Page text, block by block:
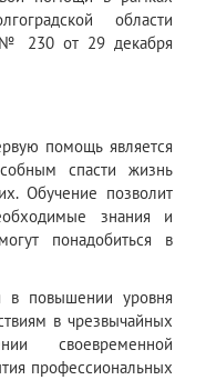
области
№ 230 от 29 декабря
помощь является
спасти жизнь
Обучение позволит
знания и
понадобиться в
повышении уровня
в чрезвычайных
своевременной
профессиональных